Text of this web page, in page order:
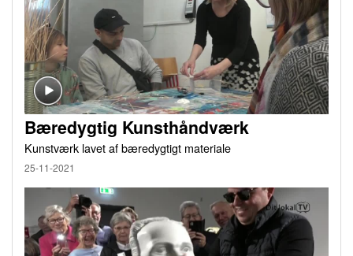
Bæredygtig Kunsthåndværk
Kunstværk lavet af bæredygtigt materiale
25-11-2021